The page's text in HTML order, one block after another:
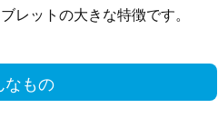
レットの大きな特徴です。
なもの